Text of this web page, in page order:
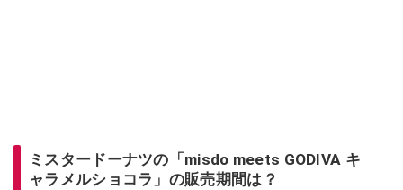
ミスタードーナツの「misdo meets GODIVA キ
ャラメルショコラ」の販売期間は？